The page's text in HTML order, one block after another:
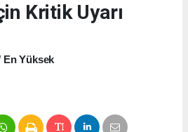
Kritik Uyarı
En Yüksek